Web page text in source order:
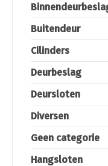
Buitendeur
Cilinders
Deurbeslag
Deursloten
Diversen
Geen categorie
Hangsloten